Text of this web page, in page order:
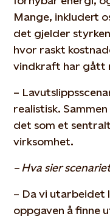
Mange, inkludert
det gjelder
hvor raskt
vindkraft har gått
–
realistisk.
det som et
virksomhet.
– Hva sier
– Da vi utarbeidet
oppgaven å finne